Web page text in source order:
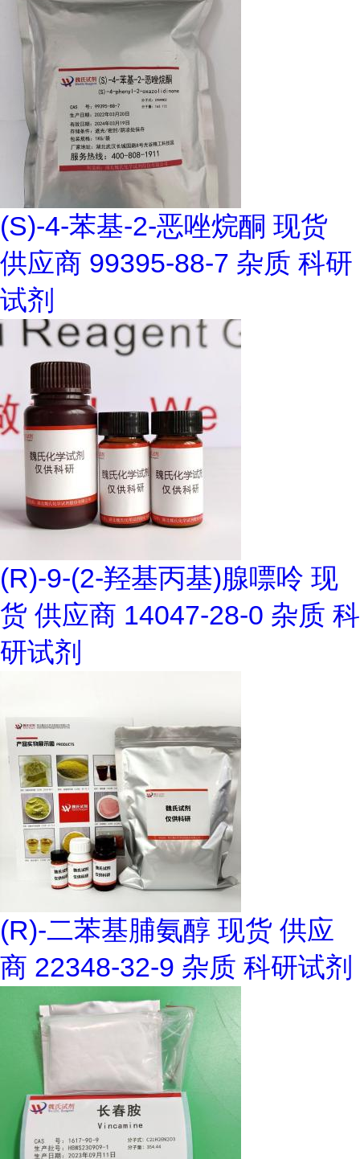
(S)-4-苯基-2-恶唑烷酮 现货
供应商 99395-88-7 杂质 科研
试剂
(R)-9-(2-羟基丙基)腺嘌呤 现
货 供应商 14047-28-0 杂质 科
研试剂
(R)-二苯基脯氨醇 现货 供应
商 22348-32-9 杂质 科研试剂